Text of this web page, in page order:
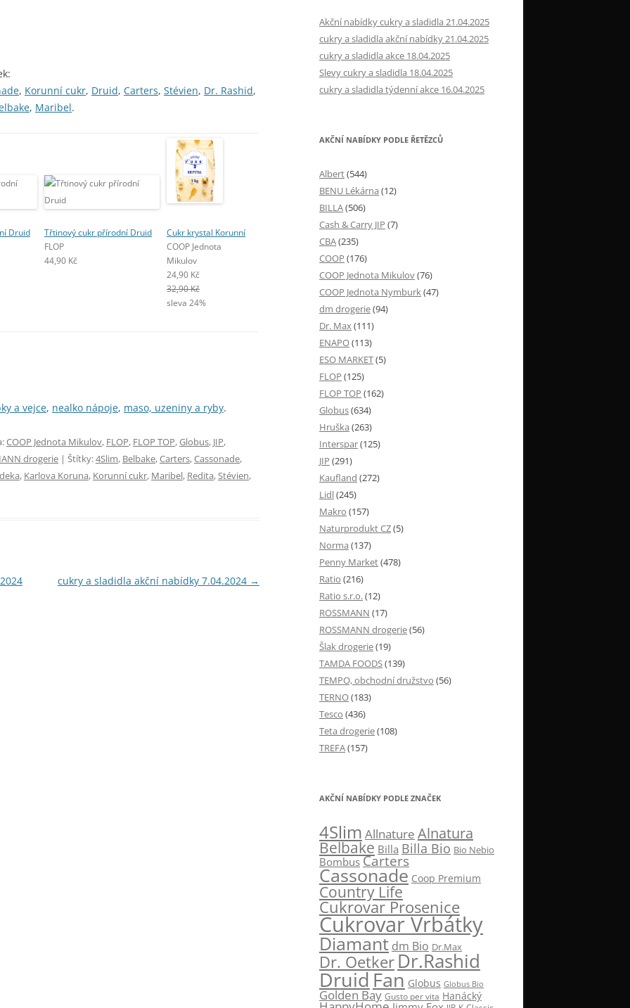
, Korunní cukr, Druid, Carters, Stévien, Dr. Rashid,
, Maribel.
Druid
Třtinový cukr přírodní Druid
FLOP
44,90 Kč
Cukr krystal Korunní
COOP Jednota
Mikulov
24,90 Kč
32,90 Kč
sleva 24%
a vejce, nealko nápoje, maso, uzeniny a ryby.
COOP Jednota Mikulov, FLOP, FLOP TOP,Globus, JIP,
drogerie | Štítky:4Slim, Belbake,Carters,Cassonade,
, Karlova Koruna, Korunní cukr, Maribel, Redita,Stévien,
cukry a sladidla akční nabídky 7.04.2024 →
Akční nabídky cukry a sladidla 21.04.2025
cukry a sladidla akční nabídky 21.04.2025
cukry a sladidla akce 18.04.2025
Slevy cukry a sladidla 18.04.2025
cukry a sladidla týdenní akce 16.04.2025
AKČNÍ NABÍDKY PODLE ŘETĚZCŮ
Albert(544)
BENU Lékárna (12)
BILLA(506)
Cash & Carry JIP (7)
CBA(235)
COOP (176)
COOP Jednota Mikulov(76)
COOP Jednota Nymburk(47)
dm drogerie(94)
Dr. Max(111)
ENAPO(113)
ESO MARKET(5)
FLOP (125)
FLOP TOP (162)
Globus(634)
Hruška (263)
Interspar(125)
JIP (291)
Kaufland (272)
Lidl(245)
Makro (157)
Naturprodukt CZ(5)
Norma (137)
Penny Market(478)
Ratio (216)
Ratio s.r.o.(12)
ROSSMANN (17)
ROSSMANN drogerie(56)
Šlak drogerie(19)
TAMDA FOODS(139)
TEMPO, obchodní družstvo (56)
TERNO(183)
Tesco (436)
Teta drogerie(108)
TREFA(157)
AKČNÍ NABÍDKY PODLE ZNAČEK
4Slim Allnature Alnatura
Belbake Billa Billa Bio Bio Nebio
Bombus Carters
Cassonade Coop Premium
Country Life
Cukrovar Prosenice
Cukrovar Vrbátky
Diamant dm Bio Dr.Max
Dr. OetkerDr.Rashid
DruidFan Globus Globus Bio
Golden Bay Gusto per vita Hanácký